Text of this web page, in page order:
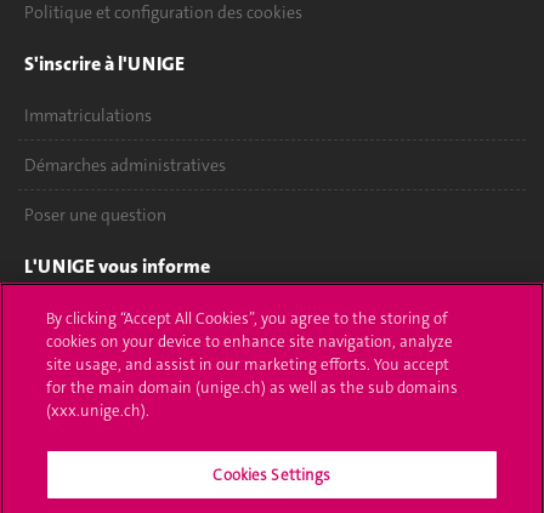
Politique et configuration des cookies
S'inscrire à l'UNIGE
Immatriculations
Démarches administratives
Poser une question
L'UNIGE vous informe
UNIGE Mobile
Médias
Offres d'emploi
By clicking “Accept All Cookies”, you agree to the storing of
cookies on your device to enhance site navigation, analyze
site usage, and assist in our marketing efforts. You accept
for the main domain (unige.ch) as well as the sub domains
(xxx.unige.ch).
Cookies Settings